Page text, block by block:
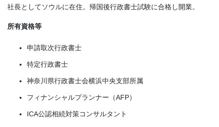
社長としてソウルに在住。帰国後行政書士試験に合格し開業。
所有資格等
申請取次行政書士
特定行政書士
神奈川県行政書士会横浜中央支部所属
フィナンシャルプランナー（AFP）
ICA公認相続対策コンサルタント